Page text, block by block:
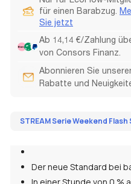
für einen Barabzug.
Sie jetzt
Ab 14,14 €/Zahlung
von Consors Finanz.
Abonnieren Sie
Rabatte und
STREAM Serie Weekend Flash
Der neue Standard bei